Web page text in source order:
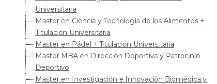
Universitaria
Master en Ciencia y Tecnología de los Alimentos +
Titulación Universitaria
Master en Pádel + Titulación Universitaria
Master MBA en Dirección Deportiva y Patrocinio
Deportivo
Master en Investigación e Innovación Biomédica y